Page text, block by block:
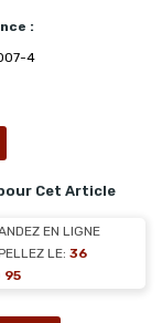
:
4
Cet Article
EN LIGNE
LE: 36
95